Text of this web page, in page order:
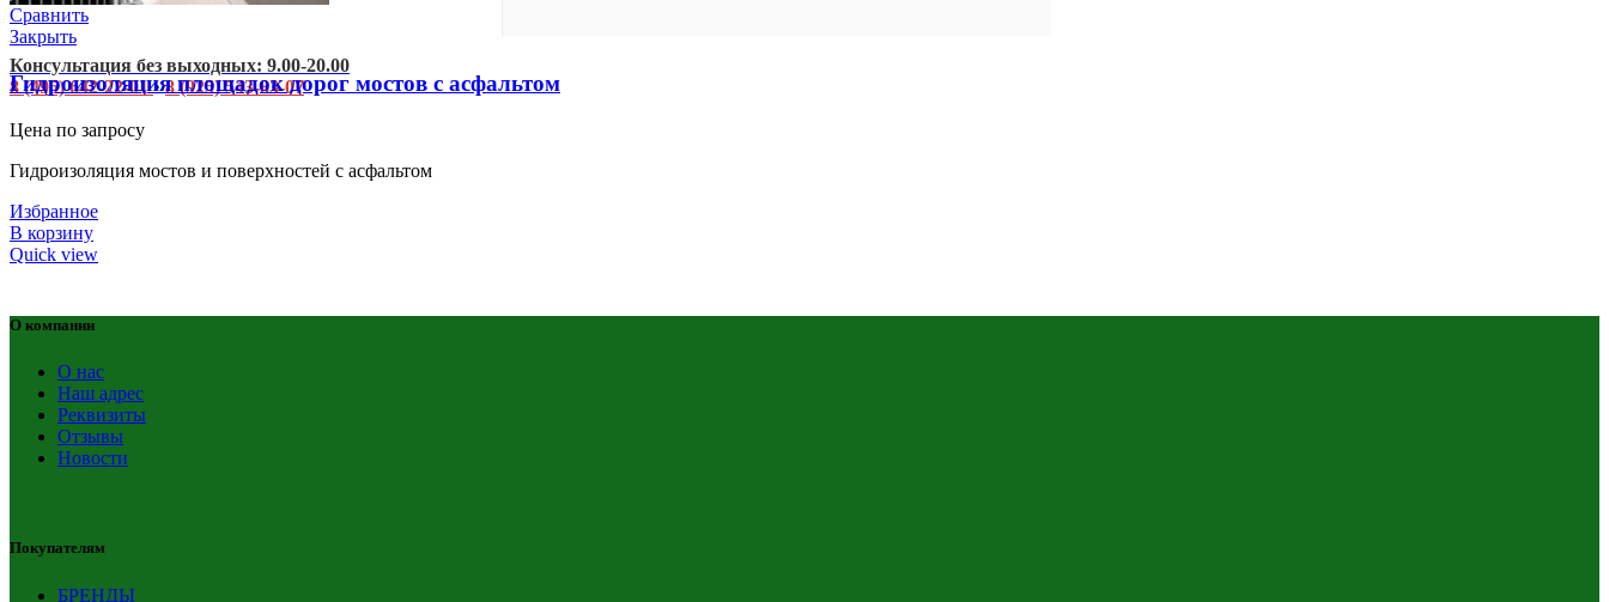
Консультация без выходных: 9.00-20.00
8 (495) 642-22-01•8 (925) 543-83-07
Сравнить
Закрыть
Гидроизоляция площадок дорог мостов с асфальтом
Цена по запросу
Гидроизоляция мостов и поверхностей с асфальтом
Избранное
В корзину
Quick view
О компании
О нас
Наш адрес
Реквизиты
Отзывы
Новости
Покупателям
БРЕНДЫ